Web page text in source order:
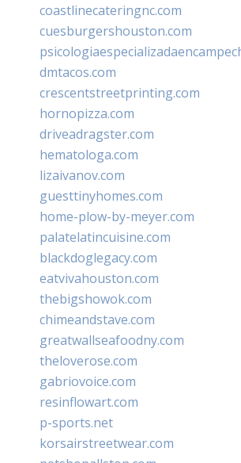
coastlinecateringnc.com
cuesburgershouston.com
dmtacos.com
crescentstreetprinting.com
hornopizza.com
driveadragster.com
hematologa.com
lizaivanov.com
guesttinyhomes.com
home-plow-by-meyer.com
palatelatincuisine.com
blackdoglegacy.com
eatvivahouston.com
thebigshowok.com
chimeandstave.com
greatwallseafoodny.com
theloverose.com
gabriovoice.com
resinflowart.com
p-sports.net
korsairstreetwear.com